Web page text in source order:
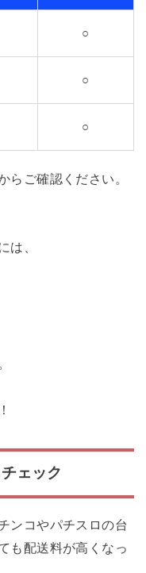
○
○
○
ご確認ください。
は、
ェック
ンコやパチスロの台
も配送料が高くなっ